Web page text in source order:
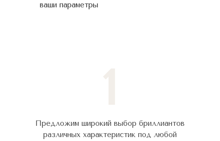
ваши параметры
Предложим широкий выбор бриллиантов
различных характеристик под любой